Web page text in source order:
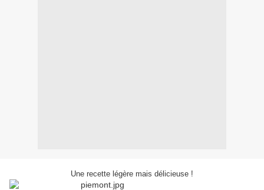
Une recette légère mais délicieuse !